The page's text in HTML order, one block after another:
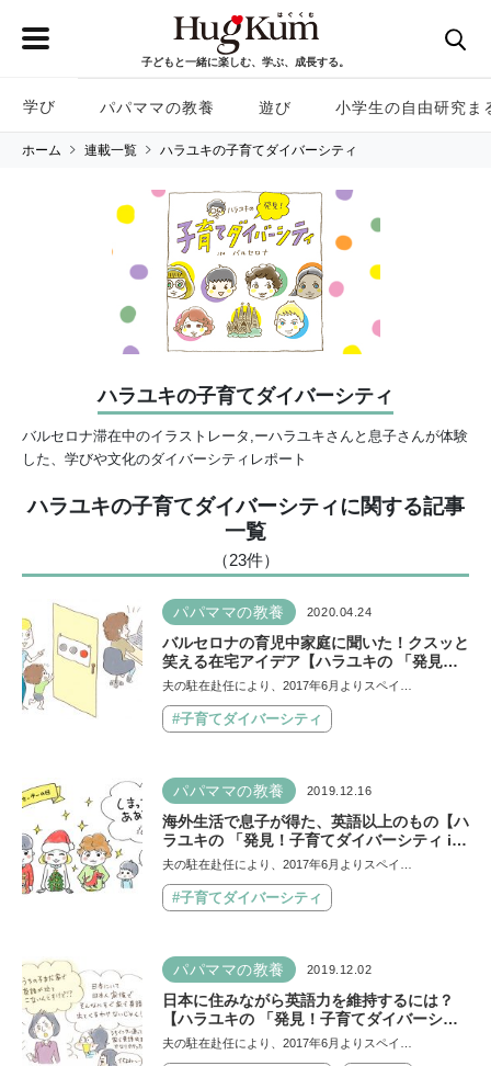
子どもと一緒に楽しむ、学ぶ、成長する。
学び パパママの教養 遊び 小学生の自由研究ま
ホーム 連載一覧 ハラユキの子育てダイバーシティ
ハラユキの子育てダイバーシティ
バルセロナ滞在中のイラストレータ,ーハラユキさんと息子さんが体験
した、学びや文化のダイバーシティレポート
ハラユキの子育てダイバーシティに関する記事
一覧
（23件）
パパママの教養 2020.04.24
バルセロナの育児中家庭に聞いた！クスッと
笑える在宅アイデア【ハラユキの 「発見！
子育てダイバーシティ in バルセロナ」番外
夫の駐在赴任により、2017年6月よりスペイ…
#子育てダイバーシティ
パパママの教養 2019.12.16
海外生活で息子が得た、英語以上のもの【ハ
ラユキの 「発見！子育てダイバーシティ in
バルセロナ」22・最終回】
夫の駐在赴任により、2017年6月よりスペイ…
#子育てダイバーシティ
パパママの教養 2019.12.02
日本に住みながら英語力を維持するには？
【ハラユキの 「発見！子育てダイバーシテ
ィ in バルセロナ」21】
夫の駐在赴任により、2017年6月よりスペイ…